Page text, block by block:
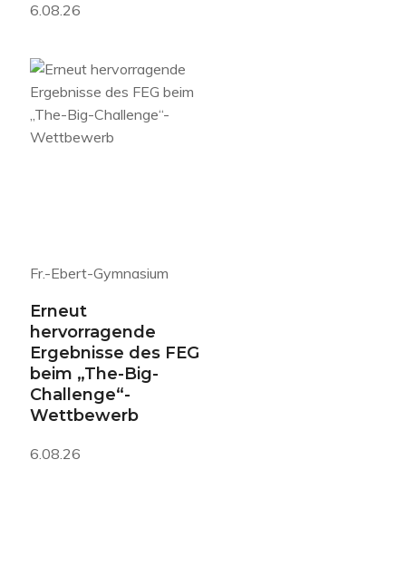
6.08.26
Fr.-Ebert-Gymnasium
Erneut
hervorragende
Ergebnisse des FEG
beim „The-Big-
Challenge“-
Wettbewerb
6.08.26